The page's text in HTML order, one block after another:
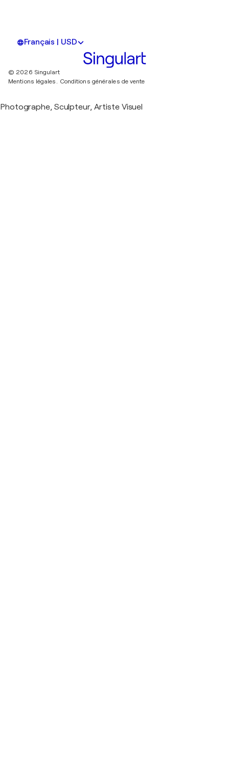
Français | USD
© 2026 Singulart
Mentions légales. Conditions générales de vente
Photographe, Sculpteur, Artiste Visuel